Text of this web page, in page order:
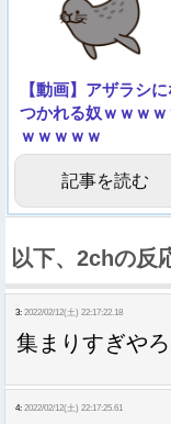
【動画】アザラシ
つかれる奴ｗｗｗｗ
ｗｗｗｗｗ
記事を読む
以下、2chの反
3: 2022/02/12(土) 22:17:22.18
集まりすぎやろ
4: 2022/02/12(土) 22:17:25.61